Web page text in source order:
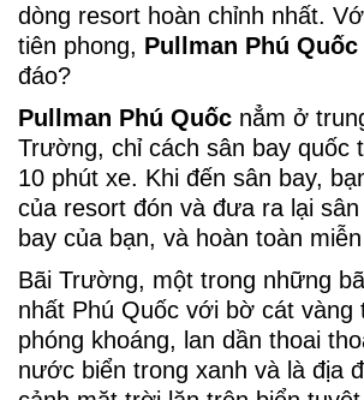
dòng resort hoàn chỉnh nhất.
tiên phong, Pullman Phú Quốc
đáo?
Pullman Phú Quốc nẳm ở
Trường, chỉ cách sân bay quốc
10 phút xe. Khi đến sân bay,
của resort đón và đưa ra lại
bay của bạn, và hoàn toàn
Bãi Trường, một trong những
nhất Phú Quốc với bờ cát vàng
phóng khoáng, lan dần thoai
nước biển trong xanh và là địa